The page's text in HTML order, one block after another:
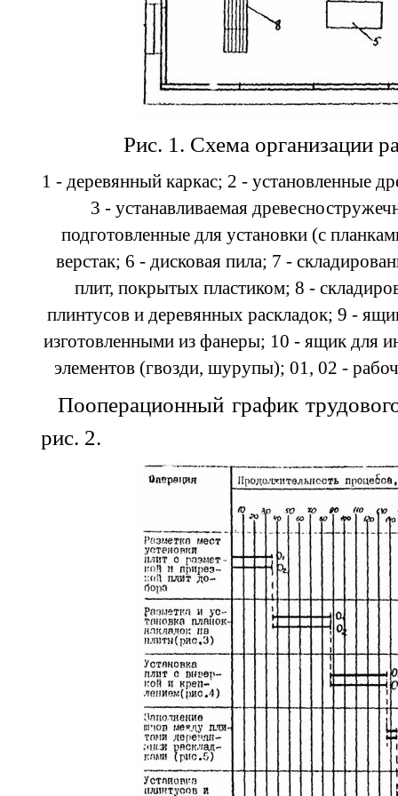
Рис. 1. Схема организации
1 - деревянный каркас; 2 - установленные
3 - устанавливаемая
подготовленные для установки (с
верстак; 6 - дисковая пила; 7 -
плит, покрытых пластиком; 8 -
плинтусов и деревянных раскладок; 9 -
изготовленными из фанеры; 10 - ящик для
элементов (гвозди, шурупы); 01, 02 -
Пооперационный график
рис. 2.